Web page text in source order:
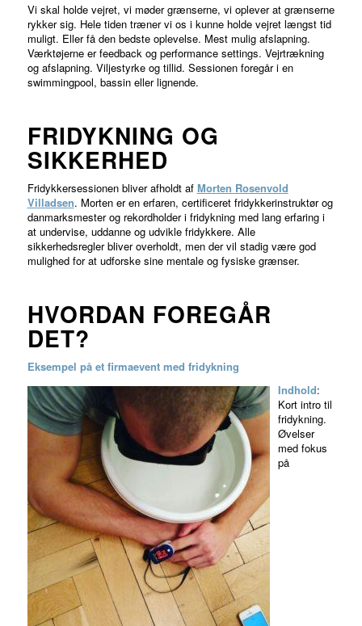
Vi skal holde vejret, vi møder grænserne, vi oplever at grænserne
rykker sig. Hele tiden træner vi os i kunne holde vejret længst tid
muligt. Eller få den bedste oplevelse. Mest mulig afslapning.
Værktøjerne er feedback og performance settings. Vejrtrækning
og afslapning. Viljestyrke og tillid. Sessionen foregår i en
swimmingpool, bassin eller lignende.
FRIDYKNING OG
SIKKERHED
Fridykkersessionen bliver afholdt af Morten Rosenvold
Villadsen. Morten er en erfaren, certificeret fridykkerinstruktør og
danmarksmester og rekordholder i fridykning med lang erfaring i
at undervise, uddanne og udvikle fridykkere. Alle
sikkerhedsregler bliver overholdt, men der vil stadig være god
mulighed for at udforske sine mentale og fysiske grænser.
HVORDAN FOREGÅR
DET?
Eksempel på et firmaevent med fridykning
Indhold:
Kort intro til
fridykning.
Øvelser
med fokus
på